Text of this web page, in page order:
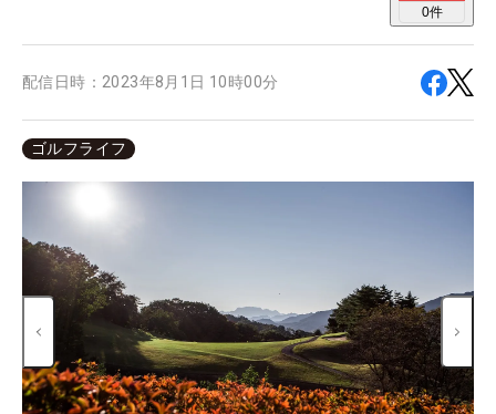
0件
配信日時： 2023年8月1日 10時00分
ゴルフライフ